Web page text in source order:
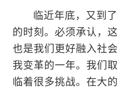
临近年底，又到
的时刻。必须承认，
也是我们更好融入社
我变革的一年。我们
临着很多挑战。在大